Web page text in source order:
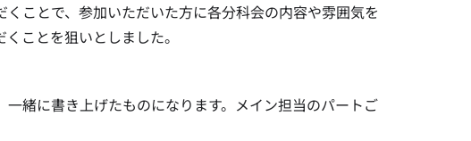
ことで、参加いただいた方に各分科会の内容や雰囲気を
ことを狙いとしました。
緒に書き上げたものになります。メイン担当のパートご